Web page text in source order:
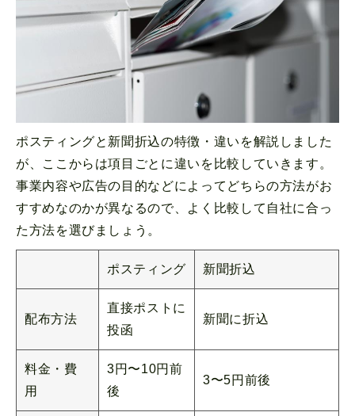
ポスティングと新聞折込の特徴・違いを解説しました
が、ここからは項目ごとに違いを比較していきます。
事業内容や広告の目的などによってどちらの方法がお
すすめなのかが異なるので、よく比較して自社に合っ
た方法を選びましょう。
ポスティング 新聞折込
配布方法
直接ポストに
投函
新聞に折込
料金・費
用
3円〜10円前
後
3〜5円前後